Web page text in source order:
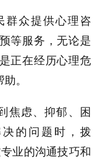
群众提供心理咨
等服务，无论是
正在经历心理危
。
焦虑、抑郁、困
的问题时，拨
业的沟通技巧和